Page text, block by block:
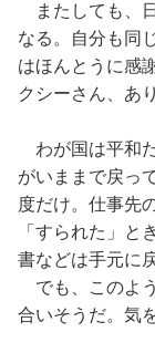
またしても、
なる。自分も同
はほんとうに感
クシーさん、あ
わが国は平和
がいままで戻っ
度だけ。仕事先
「すられた」と
書などは手元に
でも、このよ
合いそうだ。気